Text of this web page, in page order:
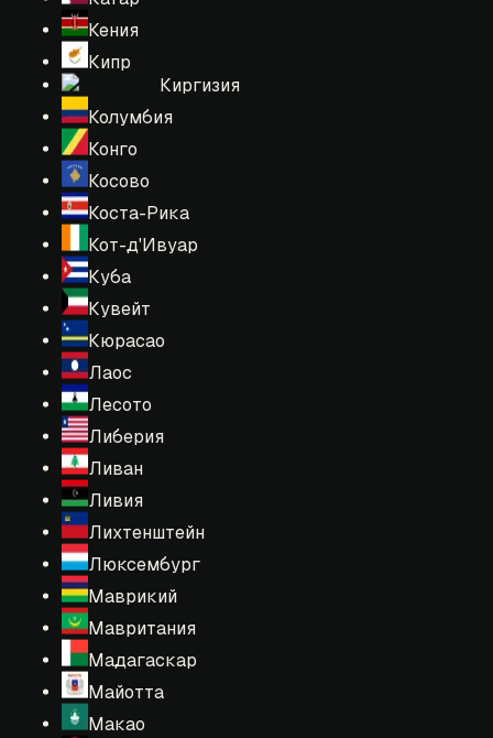
Кения
Кипр
Киргизия
Колумбия
Конго
Косово
Коста-Рика
Кот-д'Ивуар
Куба
Кувейт
Кюрасао
Лаос
Лесото
Либерия
Ливан
Ливия
Лихтенштейн
Люксембург
Маврикий
Мавритания
Мадагаскар
Майотта
Макао